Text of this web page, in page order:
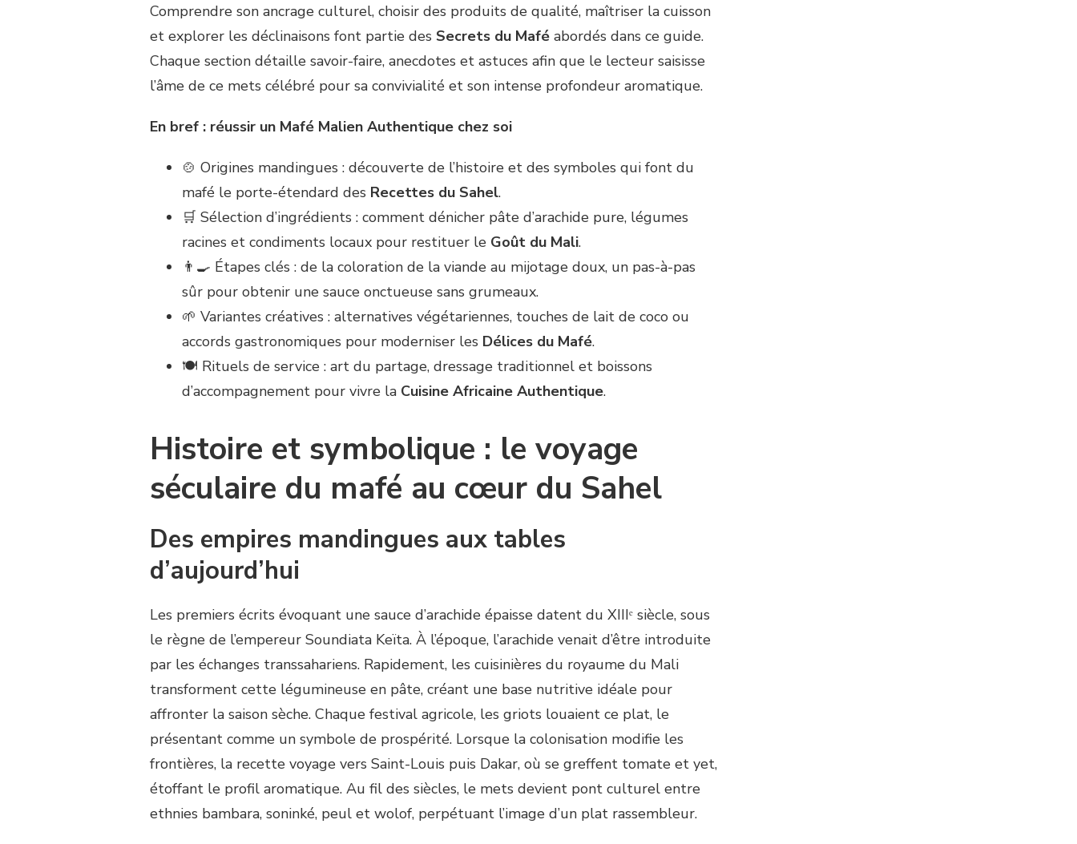
Comprendre son ancrage culturel, choisir des produits de qualité, maîtriser la cuisson
et explorer les déclinaisons font partie des Secrets du Mafé abordés dans ce guide.
Chaque section détaille savoir-faire, anecdotes et astuces afin que le lecteur saisisse
l’âme de ce mets célébré pour sa convivialité et son intense profondeur aromatique.
En bref : réussir un Mafé Malien Authentique chez soi
🍲 Origines mandingues : découverte de l’histoire et des symboles qui font du
mafé le porte-étendard des Recettes du Sahel.
🛒 Sélection d’ingrédients : comment dénicher pâte d’arachide pure, légumes
racines et condiments locaux pour restituer le Goût du Mali.
👨‍🍳 Étapes clés : de la coloration de la viande au mijotage doux, un pas-à-pas
sûr pour obtenir une sauce onctueuse sans grumeaux.
🌱 Variantes créatives : alternatives végétariennes, touches de lait de coco ou
accords gastronomiques pour moderniser les Délices du Mafé.
🍽️ Rituels de service : art du partage, dressage traditionnel et boissons
d’accompagnement pour vivre la Cuisine Africaine Authentique.
Histoire et symbolique : le voyage
séculaire du mafé au cœur du Sahel
Des empires mandingues aux tables
d’aujourd’hui
Les premiers écrits évoquant une sauce d’arachide épaisse datent du XIIIᵉ siècle, sous
le règne de l’empereur Soundiata Keïta. À l’époque, l’arachide venait d’être introduite
par les échanges transsahariens. Rapidement, les cuisinières du royaume du Mali
transforment cette légumineuse en pâte, créant une base nutritive idéale pour
affronter la saison sèche. Chaque festival agricole, les griots louaient ce plat, le
présentant comme un symbole de prospérité. Lorsque la colonisation modifie les
frontières, la recette voyage vers Saint-Louis puis Dakar, où se greffent tomate et yet,
étoffant le profil aromatique. Au fil des siècles, le mets devient pont culturel entre
ethnies bambara, soninké, peul et wolof, perpétuant l’image d’un plat rassembleur.